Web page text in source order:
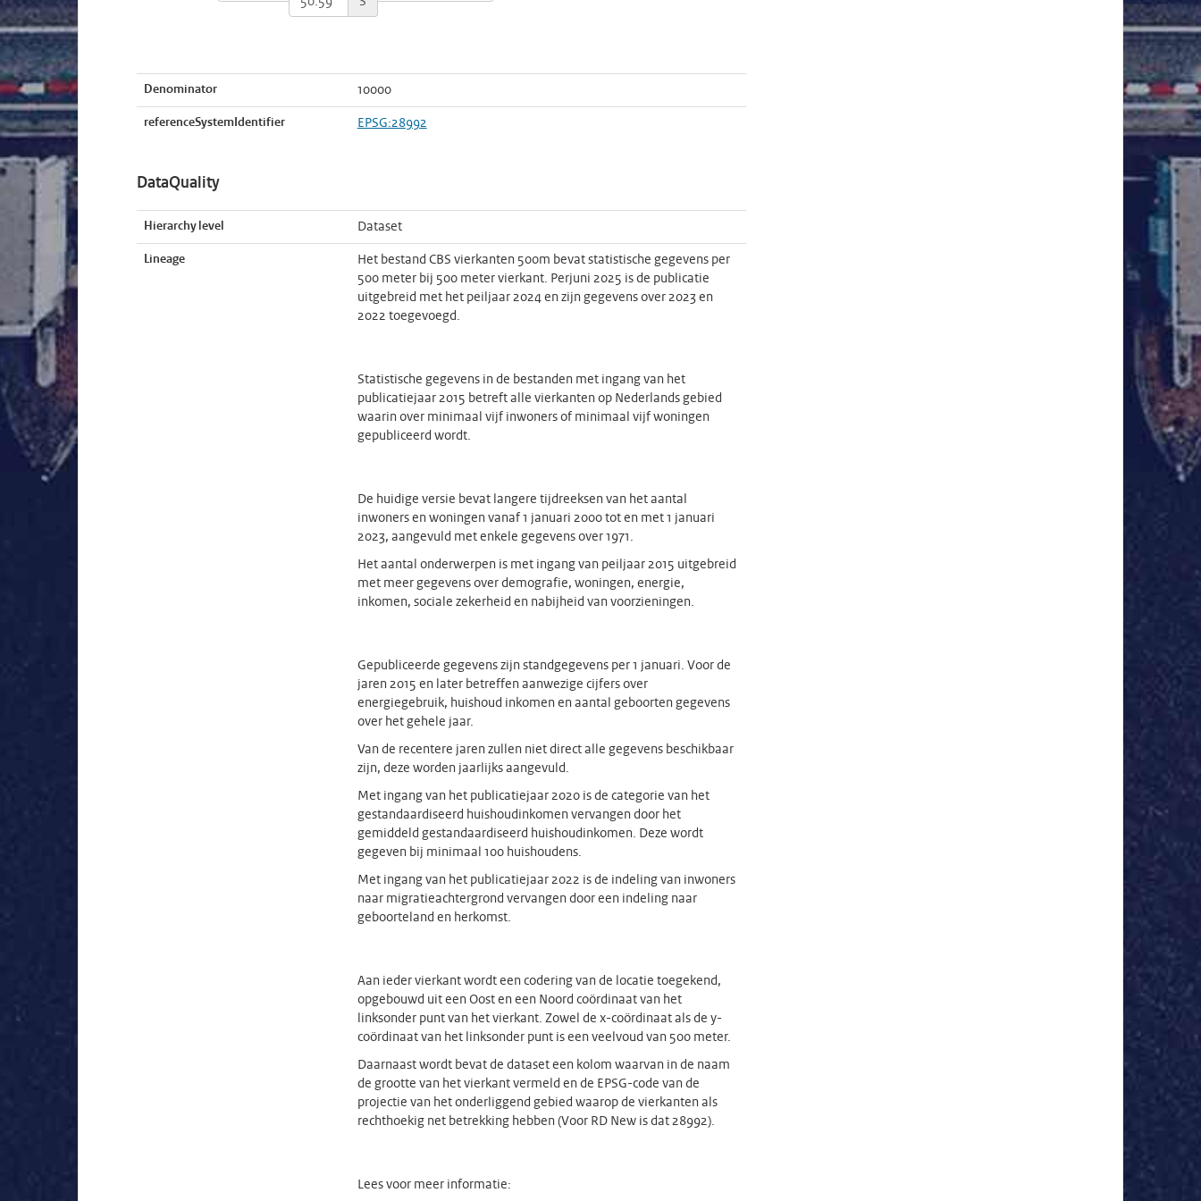
Denominator 10000
referenceSystemIdentifier EPSG:28992
DataQuality
Hierarchy level Dataset
Lineage
Het bestand CBS vierkanten 500m bevat statistische gegevens per
500 meter bij 500 meter vierkant. Perjuni 2025 is de publicatie
uitgebreid met het peiljaar 2024 en zijn gegevens over 2023 en
2022 toegevoegd.
Statistische gegevens in de bestanden met ingang van het
publicatiejaar 2015 betreft alle vierkanten op Nederlands gebied
waarin over minimaal vijf inwoners of minimaal vijf woningen
gepubliceerd wordt.
De huidige versie bevat langere tijdreeksen van het aantal
inwoners en woningen vanaf 1 januari 2000 tot en met 1 januari
2023, aangevuld met enkele gegevens over 1971.
Het aantal onderwerpen is met ingang van peiljaar 2015 uitgebreid
met meer gegevens over demografie, woningen, energie,
inkomen, sociale zekerheid en nabijheid van voorzieningen.
Gepubliceerde gegevens zijn standgegevens per 1 januari. Voor de
jaren 2015 en later betreffen aanwezige cijfers over
energiegebruik, huishoud inkomen en aantal geboorten gegevens
over het gehele jaar.
Van de recentere jaren zullen niet direct alle gegevens beschikbaar
zijn, deze worden jaarlijks aangevuld.
Met ingang van het publicatiejaar 2020 is de categorie van het
gestandaardiseerd huishoudinkomen vervangen door het
gemiddeld gestandaardiseerd huishoudinkomen. Deze wordt
gegeven bij minimaal 100 huishoudens.
Met ingang van het publicatiejaar 2022 is de indeling van inwoners
naar migratieachtergrond vervangen door een indeling naar
geboorteland en herkomst.
Aan ieder vierkant wordt een codering van de locatie toegekend,
opgebouwd uit een Oost en een Noord coördinaat van het
linksonder punt van het vierkant. Zowel de x-coördinaat als de y-
coördinaat van het linksonder punt is een veelvoud van 500 meter.
Daarnaast wordt bevat de dataset een kolom waarvan in de naam
de grootte van het vierkant vermeld en de EPSG-code van de
projectie van het onderliggend gebied waarop de vierkanten als
rechthoekig net betrekking hebben (Voor RD New is dat 28992).
Lees voor meer informatie: